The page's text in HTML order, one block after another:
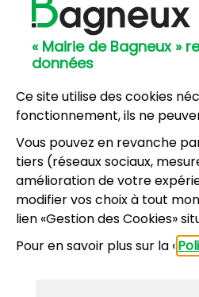
« Mairie de Bagneux »
données
Ce site utilise des cookies
fonctionnement, ils ne
Vous pouvez en revanche
tiers (réseaux sociaux,
amélioration de votre
modifier vos choix à tout
lien «Gestion des Cookies»
Pour en savoir plus sur la «
Hôtel de
57, avenue Henri
01 42 31
8, résidence du Port
01 45 47
NOUS
Horaires d’ouverture:
Lundi, mercredi, jeudi,
13h30-17h